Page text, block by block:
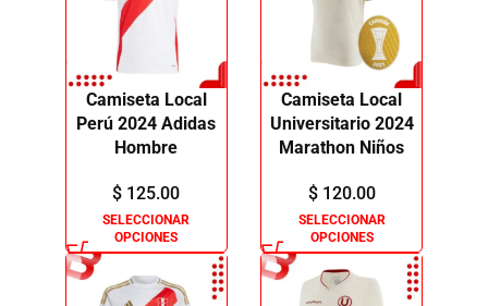
Camiseta Local
Perú 2024 Adidas
Hombre
$ 125.00
SELECCIONAR
OPCIONES
Camiseta Local
Universitario 2024
Marathon Niños
$120.00
SELECCIONAR
OPCIONES